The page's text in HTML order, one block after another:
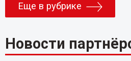
Еще в рубрике
Новости